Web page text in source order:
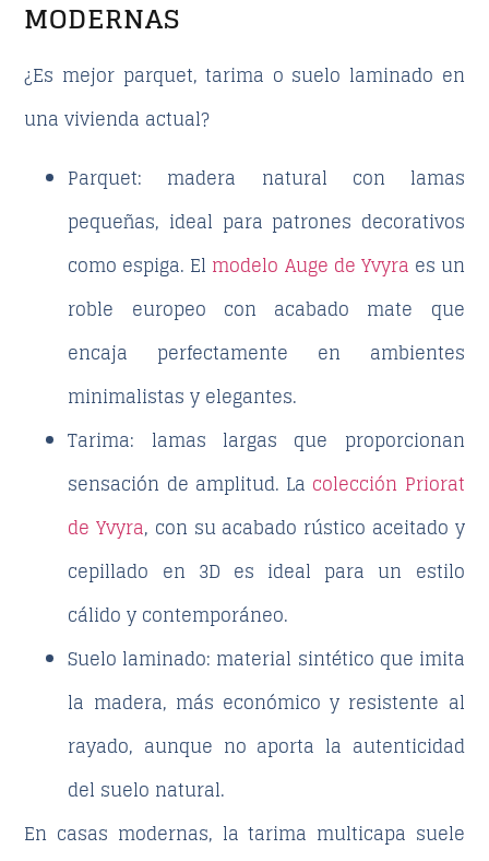
MODERNAS
¿Es mejor parquet, tarima o suelo laminado en
una vivienda actual?
Parquet: madera natural con lamas
pequeñas, ideal para patrones decorativos
como espiga. El modelo Auge de Yvyra es un
roble europeo con acabado mate que
encaja perfectamente en ambientes
minimalistas y elegantes.
Tarima: lamas largas que proporcionan
sensación de amplitud. La colección Priorat
de Yvyra, con su acabado rústico aceitado y
cepillado en 3D es ideal para un estilo
cálido y contemporáneo.
Suelo laminado: material sintético que imita
la madera, más económico y resistente al
rayado, aunque no aporta la autenticidad
del suelo natural.
En casas modernas, la tarima multicapa suele